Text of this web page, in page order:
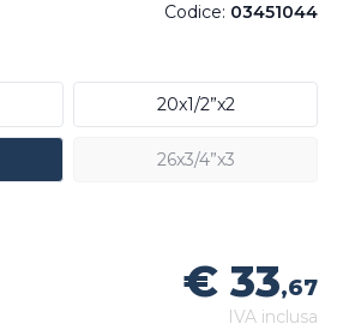
Codice: 03451044
20x1/2”x2
26x3/4”x3
€ 33,67
IVA inclusa